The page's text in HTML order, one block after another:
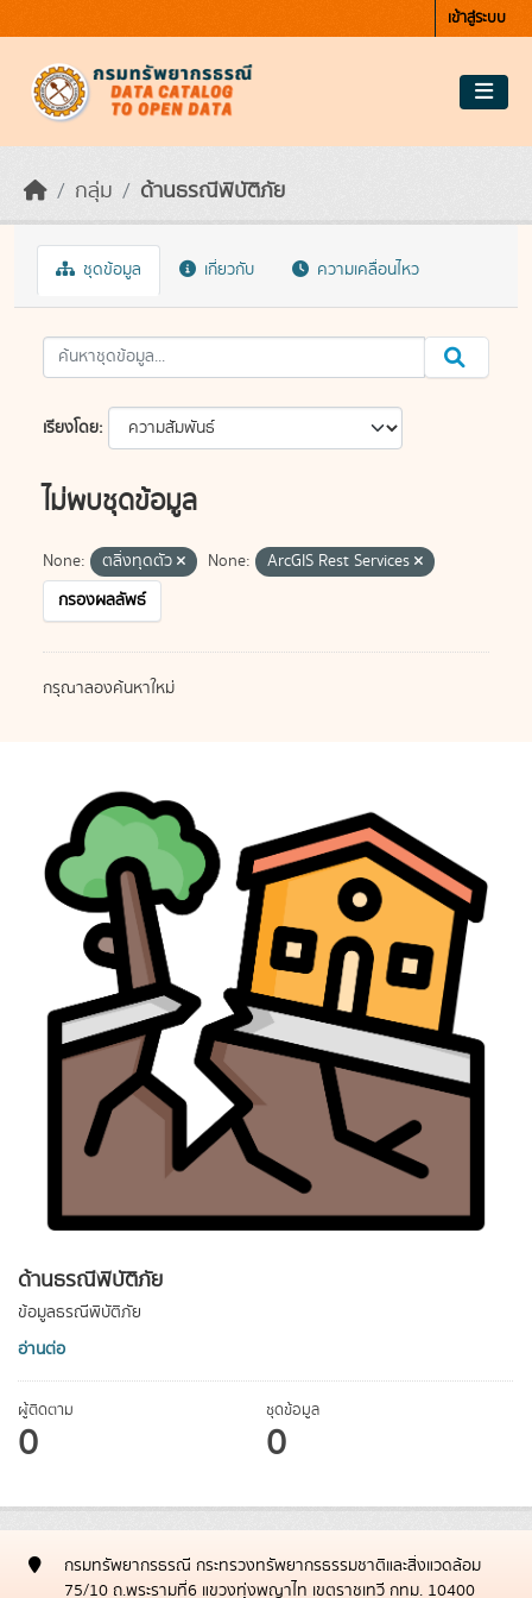
เข้าสู่ระบบ
กลุ่ม ด้านธรณีพิบัติภัย
ด้านธรณีพิบัติภัย
ข้อมูลธรณีพิบัติภัย
อ่านต่อ
ผู้ติดตาม
0
ชุดข้อมูล
0
ชุดข้อมูล เกี่ยวกับ ความเคลื่อนไหว
เรียงโดย
ไม่พบชุดข้อมูล
None: ตลิ่งทุดตัว None:
ArcGIS Rest Services
กรองผลลัพธ์
กรุณาลองค้นหาใหม่
กรมทรัพยากรธรณี กระทรวงทรัพยากรธรรมชาติและสิ่งแวดล้อม
75/10 ถ.พระรามที่6 แขวงทุ่งพญาไท เขตราชเทวี กทม. 10400